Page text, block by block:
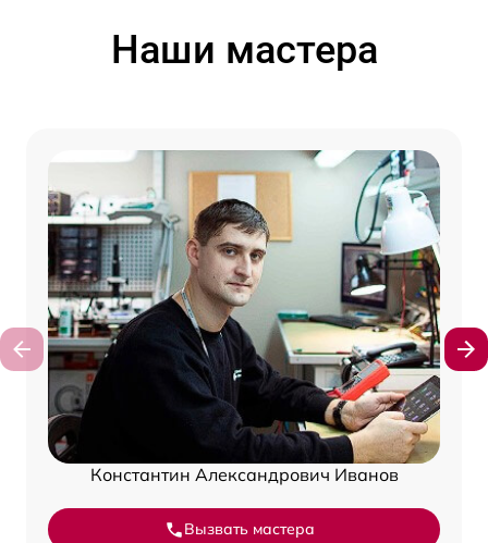
Наши мастера
Константин Александрович Иванов
Вызвать мастера